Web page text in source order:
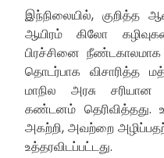
இந்நிலையில், குறித்த
ஆயிரம் கிலோ
பிரச்சினை
தொடர்பாக விசாரித்த
மாநில அரசு சரியான
கண்டனம் தெரிவித்தது.
அகற்றி, அவற்றை
உத்தரவிடப்பட்டது.